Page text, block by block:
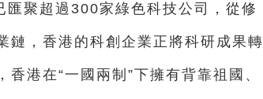
匯聚超過300家綠色科技公司，從修
鏈，香港的科創企業正將科研成果轉
港在“一國兩制”下擁有背靠祖國、